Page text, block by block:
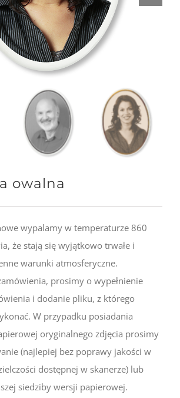
owalna
wypalamy w temperaturze 860
że stają się wyjątkowo trwałe i
warunki atmosferyczne.
prosimy o wypełnienie
i dodanie pliku, z którego
W przypadku posiadania
oryginalnego zdjęcia prosimy
(najlepiej bez poprawy jakości w
dostępnej w skanerze) lub
siedziby wersji papierowej.